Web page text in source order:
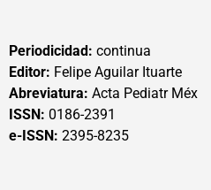
Periodicidad: continua
Editor: Felipe Aguilar Ituarte
Abreviatura: Acta Pediatr Méx
ISSN: 0186-2391
e-ISSN: 2395-8235